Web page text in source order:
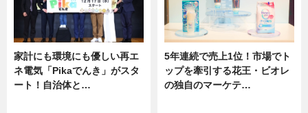
家計にも環境にも優しい再エ
ネ電気「Pikaでんき」がスタ
ート！自治体と…
5年連続で売上1位！市場でト
ップを牽引する花王・ビオレ
の独自のマーケテ…